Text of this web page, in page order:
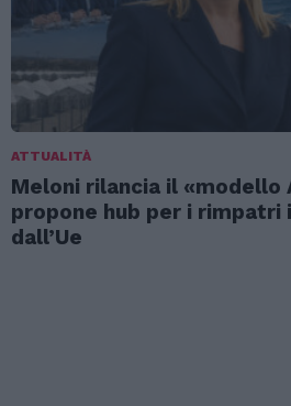
ATTUALITÀ
Meloni rilancia il «modello
propone hub per i rimpatri
dall’Ue